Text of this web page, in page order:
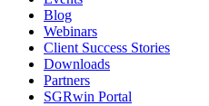
Blog
Webinars
Client Success Stories
Downloads
Partners
SGRwin Portal